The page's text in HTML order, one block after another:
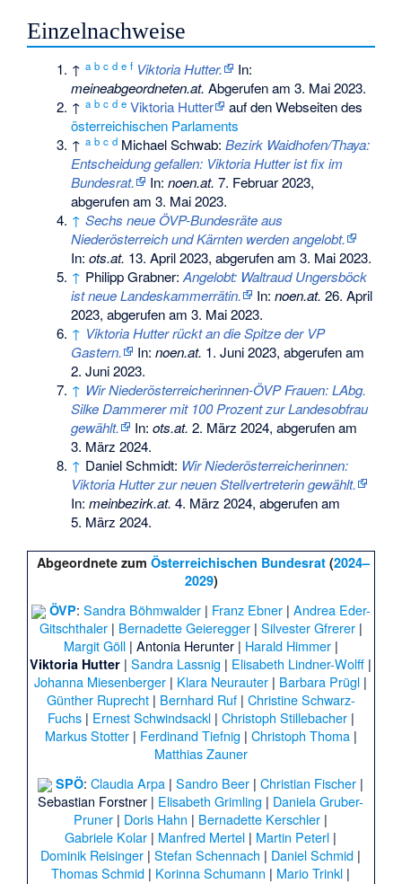
Einzelnachweise
↑a b c d e f Viktoria Hutter.
In:
meineabgeordneten.at. Abgerufen am 3. Mai 2023.
↑a b c d e Viktoria Hutter
auf den Webseiten des
österreichischen Parlaments
↑a b c d Michael Schwab:Bezirk Waidhofen/Thaya:
Entscheidung gefallen: Viktoria Hutter ist fix im
Bundesrat.
In:noen.at. 7. Februar 2023,
abgerufen am 3. Mai 2023.
↑ Sechs neue ÖVP-Bundesräte aus
Niederösterreich und Kärnten werden angelobt.
In:ots.at. 13. April 2023, abgerufen am 3. Mai 2023.
↑ Philipp Grabner:Angelobt: Waltraud Ungersböck
ist neue Landeskammerrätin.
In:noen.at. 26. April
2023, abgerufen am 3. Mai 2023.
↑ Viktoria Hutter rückt an die Spitze der VP
Gastern.
In:noen.at. 1. Juni 2023, abgerufen am
2. Juni 2023.
↑ Wir Niederösterreicherinnen-ÖVP Frauen: LAbg.
Silke Dammerer mit 100 Prozent zur Landesobfrau
gewählt.
In:ots.at. 2. März 2024, abgerufen am
3. März 2024.
↑ Daniel Schmidt: Wir Niederösterreicherinnen:
Viktoria Hutter zur neuen Stellvertreterin gewählt.
In:meinbezirk.at. 4. März 2024, abgerufen am
5. März 2024.
Abgeordnete zum Österreichischen Bundesrat(2024–
2029)
ÖVP: Sandra Böhmwalder| Franz Ebner| Andrea Eder-
Gitschthaler| Bernadette Geieregger| Silvester Gfrerer|
Margit Göll| Antonia Herunter| Harald Himmer|
Viktoria Hutter |Sandra Lassnig | Elisabeth Lindner-Wolff |
Johanna Miesenberger | Klara Neurauter | Barbara Prügl |
Günther Ruprecht| Bernhard Ruf| Christine Schwarz-
Fuchs| Ernest Schwindsackl| Christoph Stillebacher|
Markus Stotter| Ferdinand Tiefnig | Christoph Thoma|
Matthias Zauner
SPÖ:Claudia Arpa |Sandro Beer |Christian Fischer |
Sebastian Forstner | Elisabeth Grimling | Daniela Gruber-
Pruner | Doris Hahn | Bernadette Kerschler |
Gabriele Kolar | Manfred Mertel | Martin Peterl |
Dominik Reisinger |Stefan Schennach | Daniel Schmid |
Thomas Schmid | Korinna Schumann | Mario Trinkl |